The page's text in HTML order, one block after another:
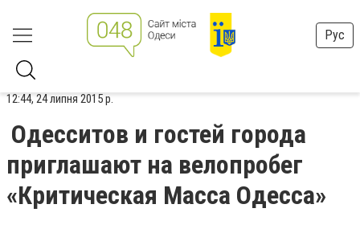
Рус
12:44, 24 липня 2015 р.
Одесситов и гостей города
приглашают на велопробег
«Критическая Масса Одесса»